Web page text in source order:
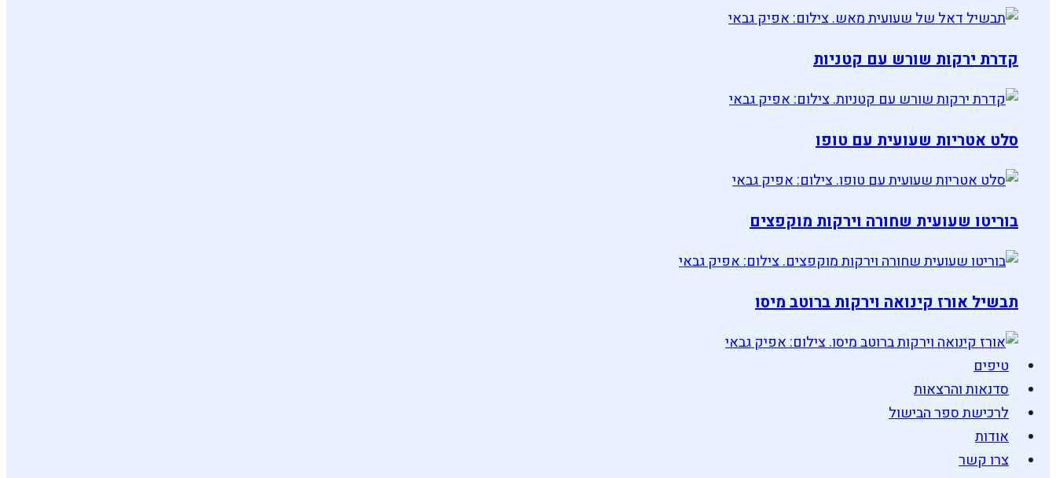
קדרת ירקות שורש עם קטניות
סלט אטריות שעועית עם טופו
בוריטו שעועית שחורה וירקות מוקפצים
תבשיל אורז קינואה וירקות ברוטב מיסו
טיפים
סדנאות והרצאות
לרכישת ספר הבישול
אודות
צרו קשר